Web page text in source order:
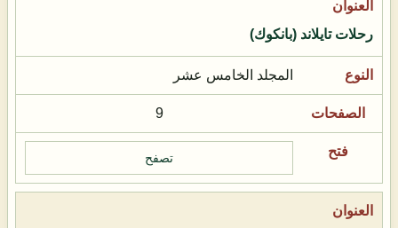
رحلات تايلاند (بانكوك)
المجلد الخامس عشر
9
تصفح